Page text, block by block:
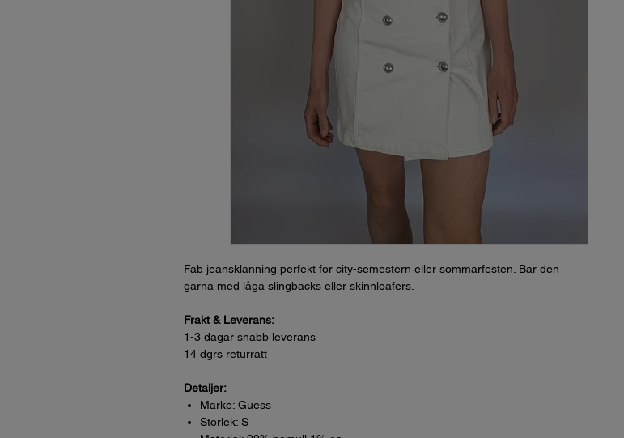
Fab jeansklänning perfekt för city-semestern eller sommarfesten. Bär den
gärna med låga slingbacks eller skinnloafers.
Frakt & Leverans:
1-3 dagar snabb leverans
14 dgrs returrätt
Detaljer:
Märke: Guess
Storlek: S